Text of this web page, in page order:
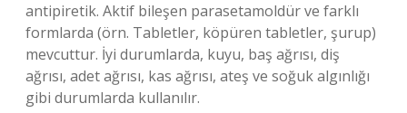
antipiretik. Aktif bileşen parasetamoldür ve farklı
formlarda (örn. Tabletler, köpüren tabletler, şurup)
mevcuttur. İyi durumlarda, kuyu, baş ağrısı, diş
ağrısı, adet ağrısı, kas ağrısı, ateş ve soğuk algınlığı
gibi durumlarda kullanılır.